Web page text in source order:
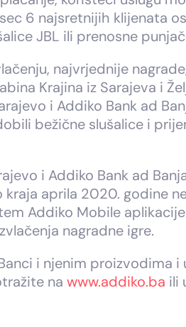
6 najsretnijih klijenata
JBL ili prenosne
najvrjednije
Krajina iz Sarajeva i
i Addiko Bank ad
bežične slušalice i
i Addiko Bank ad
aprila 2020. godine
Addiko Mobile
nagradne igre.
i njenim proizvodima i
na www.addiko.ba ili